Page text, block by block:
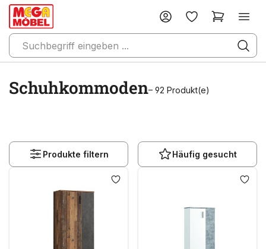
Schuhkommoden– 92 Produkt(e)
Produkte filtern Häufig gesucht